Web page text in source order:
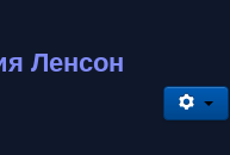
Ленсон